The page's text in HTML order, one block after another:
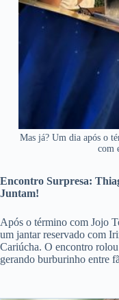
Mas já? Um dia após o
com
Encontro Surpresa:
Juntam!
Após o término com Jojo
um jantar reservado com
Cariúcha. O encontro
gerando burburinho entre